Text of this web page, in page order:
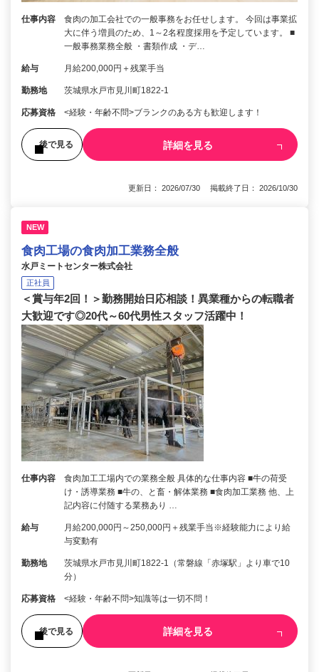
仕事内容
食肉の加工会社での一般事務をお任せします。 今回は事業拡
大に伴う増員のため、1～2名程度採用を予定しています。 ■
一般事務業務全般 ・書類作成 ・デ…
給与 月給200,000円＋残業手当
勤務地 茨城県水戸市見川町1822-1
応募資格 <経験・年齢不問>ブランクのある方も歓迎します！
後で見る 詳細を見る
更新日： 2026/07/30 掲載終了日： 2026/10/30
NEW
食肉工場の食肉加工業務全般
水戸ミートセンター株式会社
正社員
＜賞与年2回！＞勤務開始日応相談！異業種からの転職者
大歓迎です◎20代～60代男性スタッフ活躍中！
仕事内容
食肉加工工場内での業務全般 具体的な仕事内容 ■牛の荷受
け・誘導業務 ■牛の、と畜・解体業務 ■食肉加工業務 他、上
記内容に付随する業務あり …
給与
月給200,000円～250,000円＋残業手当※経験能力により給
与変動有
勤務地
茨城県水戸市見川町1822-1（常磐線「赤塚駅」より車で10
分）
応募資格 <経験・年齢不問>知識等は一切不問！
後で見る 詳細を見る